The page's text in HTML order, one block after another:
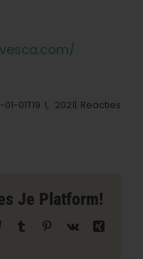
01-01T19 1, 2021| Reacties
Je Platform!
TelegramTumblr Pinterest
Vk
Xing